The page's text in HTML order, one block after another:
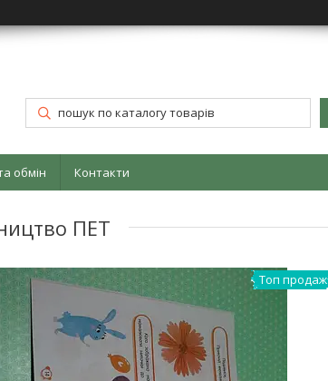
обмін Контакти
ПЕТ
Топ продаж